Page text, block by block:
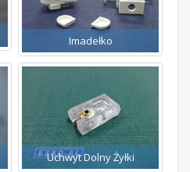
Imadełko
Uchwyt Dolny Żyłki